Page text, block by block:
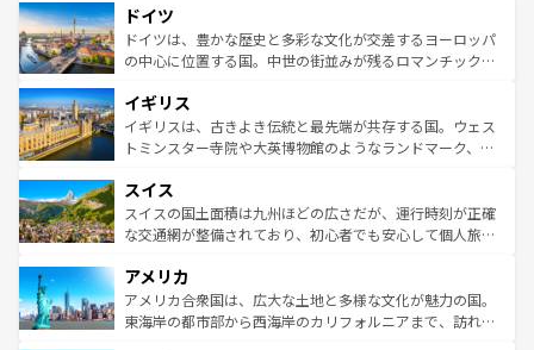
せる。地方によって風土や気候が異なるスペインはその個
性で訪れる人を魅了する。 なお、新着のスペイン情報は コ
ンテンツ一覧を参照してほしい。
で、幅広い魅力が詰まっている。華麗な宮殿、歴史的な大
聖堂、美しいビーチ、そして豊かな自然が、訪れる者を心
から魅了する。また、フランスは美食の国としても知ら
いる。シャンパンの発祥地であるランス、プロヴァンスの
香り高いラベンダー畑など、多彩な楽しみ方が可能だ。さ
らに、パリ以外の地域にも魅力が溢れており、どの街角に
れる地方に足を運ぶとそれぞれで全く異なる文化を体験で
きるだろう。 なお、新着のフランス情報はコンテンツ一覧
を参照してほしい。
ドイツ
ドイツは、豊かな歴史と多彩な文化が交差するヨーロッパ
の中心に位置する国。中世の街並みが残るロマンチック街
顔を持つこの国は、どこを歩いても飽きることがない。ベ
ルリンの文化的活気、バイエルン州のアルプスの絶景、そ
してライン川沿いのワイン畑といった風景は必見。ビール
は、お酒好きな人にはぜひ体験してほしい。 なお、新着の
ドイツ情報はコンテンツ一覧を参照してほしい。
イギリス
イギリスは、古きよき伝統と最先端が共存する国。ウェス
トミンスター寺院や大英博物館のようなランドマーク、歴
リアごとに異なる魅力がある。また、優雅なアフタヌーン
ティー、ビール好きにはたまらない英国パブ、サッカー観
戦など、本場だからこそできる体験も豊富。イギリスを旅
ンツ一覧を参照してほしい。
スイス
スイスの国土面積は九州ほどの広さだが、運行時刻が正確
な交通網が整備されており、初心者でも安心して個人旅行
の建物がそのまま残る町や、スイスならではのユニークな
博物館もあり、アルプス観光だけでなく町歩きも満喫する
ことができる。国民の所得が高いため物価も高いが、旅行
アメリカ
アメリカ合衆国は、広大な土地と多様な文化が魅力の国。
東海岸の都市部から西海岸のカリフォルニアまで、訪れる